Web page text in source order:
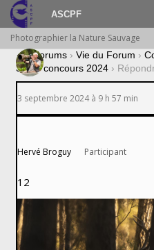
ASCPF
Photographier la Nature Sauvage
› Forums › Vie du Forum ›
3ème concours 2024 ›
3 septembre 2024 à 9 h 57 min
Hervé Broguy Participant
12